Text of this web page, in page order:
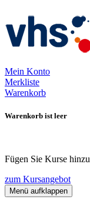
Mein Konto
Merkliste
Warenkorb
Warenkorb ist leer
Fügen Sie Kurse hinzu
zum Kursangebot
Menü aufklappen